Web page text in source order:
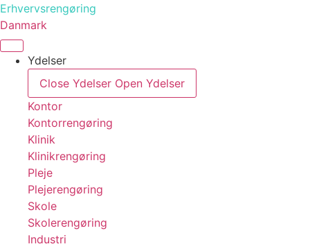
Videre
til
indhold
Erhvervsrengøring
Danmark
Ydelser
Close Ydelser Open Ydelser
Kontor
Kontorrengøring
Klinik
Klinikrengøring
Pleje
Plejerengøring
Skole
Skolerengøring
Industri